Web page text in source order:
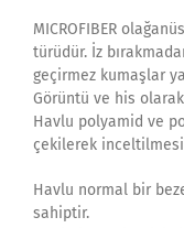
MICROFIBER
türüdür. İz
geçirmez kumaşlar
Görüntü ve his
Havlu polyamid ve
çekilerek
Havlu normal bir
sahiptir.